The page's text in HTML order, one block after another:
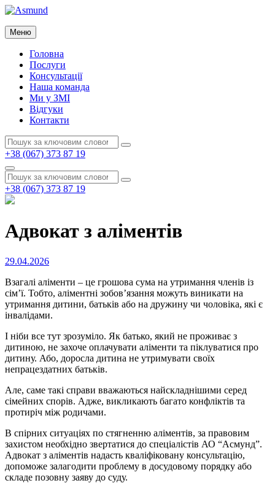
Перейти
вмісту
Asmund
Asmund
Меню
Головна
Послуги
Консультації
Наша команда
Ми у ЗМІ
Відгуки
Контакти
Пошук:
Пошук
+38 (067) 373 87 19
Пошук
Пошук:
Пошук
+38 (067) 373 87 19
Адвокат з аліментів
Опубліковано
29.04.2026
Взагалі аліменти – це грошова сума на утримання членів із
сім’ї. Тобто, аліментні зобов’язання можуть виникати на
утримання дитини, батьків або на дружину чи чоловіка, які є
інвалідами.
І ніби все тут зрозуміло. Як батько, який не проживає з
дитиною, не захоче оплачувати аліменти та піклуватися про
дитину. Або, доросла дитина не утримувати своїх
непрацездатних батьків.
Але, саме такі справи вважаються найскладнішими серед
сімейних спорів. Адже, викликають багато конфліктів та
протиріч між родичами.
В спірних ситуаціях по стягненню аліментів, за правовим
захистом необхідно звертатися до спеціалістів АО “Асмунд”.
Адвокат з аліментів надасть кваліфіковану консультацію,
допоможе залагодити проблему в досудовому порядку або
складе позовну заяву до суду.